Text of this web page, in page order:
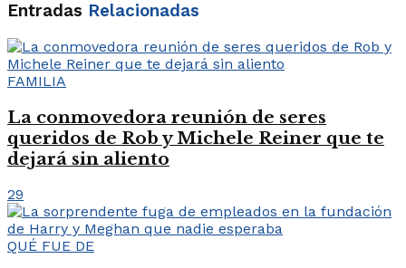
Entradas Relacionadas
FAMILIA
La conmovedora reunión de seres
queridos de Rob y Michele Reiner que te
dejará sin aliento
29
QUÉ FUE DE